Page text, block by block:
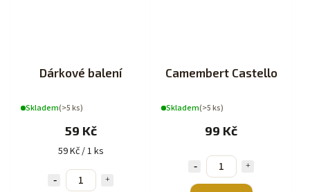
Dárkové balení
Skladem(>5 ks)
59 Kč
59 Kč / 1 ks
Camembert Castello
Skladem(>5 ks)
99 Kč